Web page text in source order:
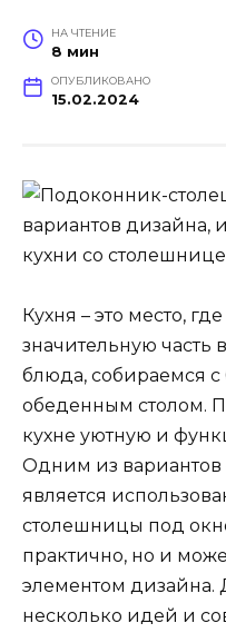
НА ЧТЕНИЕ
8 мин
ОПУБЛИКОВАНО
15.02.2024
Кухня – это место,
значительную часть
блюда, собираемся
обеденным столом.
кухне уютную и
Одним из вариантов
является
столешницы под
практично, но и
элементом дизайна.
несколько идей и